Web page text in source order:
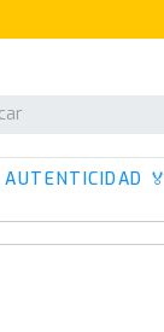
AUTENTICIDAD 🏅